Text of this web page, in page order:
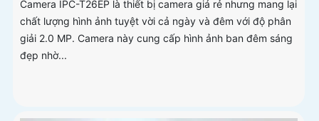
Camera IPC-T26EP là thiết bị camera giá rẻ nhưng mang lại
chất lượng hình ảnh tuyệt vời cả ngày và đêm với độ phân
giải 2.0 MP. Camera này cung cấp hình ảnh ban đêm sáng
đẹp nhờ...